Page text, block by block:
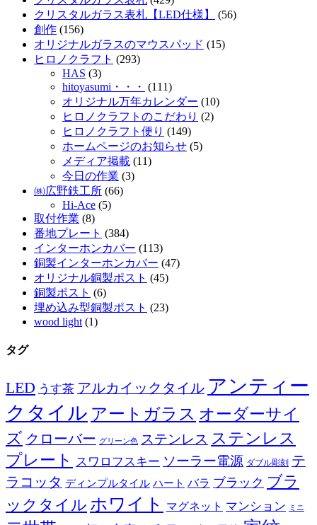
クリスタルガラス表札【LED仕様】
(56)
創作 (156)
オリジナルガラスのマウスパッド (15)
ヒロノクラフト (293)
HAS (3)
hitoyasumi・・・ (111)
オリジナル万年カレンダー (10)
ヒロノクラフトのこだわり (2)
ヒロノクラフト便り (149)
ホームページのお知らせ (5)
メディア掲載 (11)
今日の作業 (3)
㈱広野鉄工所 (66)
Hi-Ace (5)
取付作業 (8)
番地プレート (384)
インターホンカバー (113)
銅製インターホンカバー (47)
オリジナル銅製ポスト (45)
銅製ポスト (6)
埋め込み型銅製ポスト (23)
wood light (1)
タグ
LED うす茶 アルカイックタイル アンティー
クタイル アートガラス オーダーサイ
ズ クローバー グリーン色 ステンレス ステンレス
プレート スワロフスキー ソーラー電源 ダブル彫刻 テ
ラコッタ ディンプルタイル ハート バラ ブラック ブラ
ックタイル ホワイト マグネット マンション ミニ